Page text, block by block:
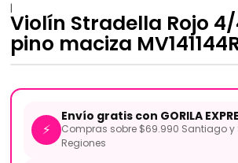
|
Violín Stradella Rojo
pino maciza
⚡
Envío gratis con GORILA
Compras sobre $69.990 Santiago y
Regiones